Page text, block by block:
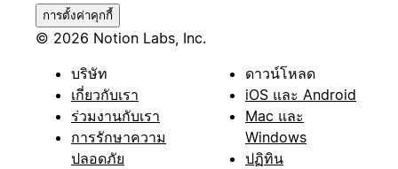
การตั้งค่าคุกกี้
© 2026 Notion Labs, Inc.
บริษัท
เกี่ยวกับเรา
ร่วมงานกับเรา
การรักษาความ
ปลอดภัย
ดาวน์โหลด
iOS และ Android
Mac และ
Windows
ปฏิทิน